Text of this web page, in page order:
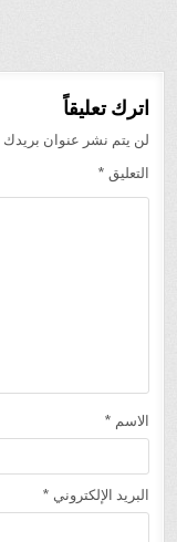
اترك تعليقاً
لن يتم نشر عنوان بريدك
التعليق *
الاسم *
البريد الإلكتروني *